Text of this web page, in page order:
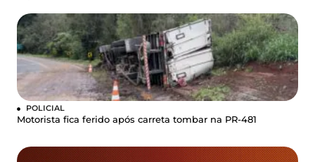
POLICIAL
Motorista fica ferido após carreta tombar na PR-481